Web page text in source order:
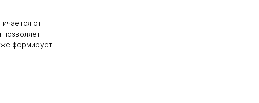
от
позволяет
формирует